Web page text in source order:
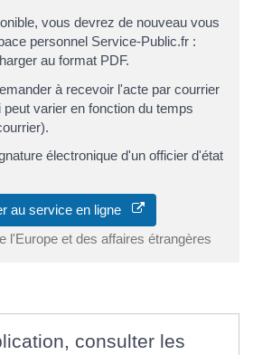
vous devrez de nouveau vous
personnel Service-Public.fr :
au format PDF.
à recevoir l'acte par courrier
varier en fonction du temps
électronique d'un officier d'état
au service en ligne
l'Europe et des affaires étrangères
consulter les